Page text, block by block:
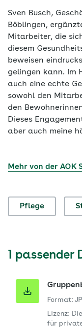
Sven Busch,
Böblingen,
Mitarbeiter, die
diesem
beweisen
gelingen kann. Im
auch eine echte
sowohl den
den
Dieses
aber auch meine
Mehr von der
Pflege
1 passender
Format:
Lizenz:
für